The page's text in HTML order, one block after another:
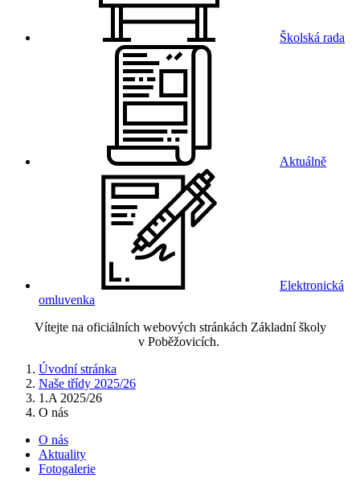
Školská rada
Aktuálně
Elektronická
omluvenka
Vítejte na oficiálních webových stránkách Základní školy
v Poběžovicích.
Úvodní stránka
Naše třídy 2025/26
1.A 2025/26
O nás
O nás
Aktuality
Fotogalerie